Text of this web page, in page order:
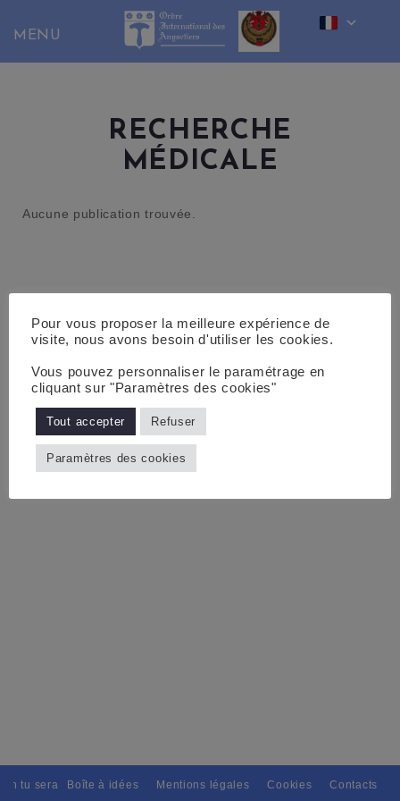
content
RECHERCHE
MÉDICALE
Aucune publication trouvée.
tu seras, Pour tous avec discernement. // L'amitié tu
Boîte à idées Mentions légales Cookies Contacts
Pour vous proposer la meilleure expérience de
visite, nous avons besoin d'utiliser les cookies.
Vous pouvez personnaliser le paramétrage en
cliquant sur "Paramètres des cookies"
Tout accepter Refuser
Paramètres des cookies